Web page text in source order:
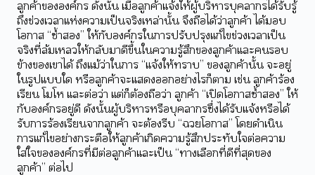
ลูกค้าขององค์กร ดังนั้น เมื่อลูกค้าแจ้งให้ผู้บริหารบุคลากรได้รับรู้
ถึงช่วงเวลาแห่งความเป็นจริงเหล่านั้น จึงถือได้ว่าลูกค้า ได้มอบ
โอกาส “ซ้ำสอง” ให้กับองค์กรในการปรับปรุงแก้ไขช่วงเวลาเป็น
จริงที่ล้มเหลวให้กลับมาดีขึ้นในความรู้สึกของลูกค้าและคนรอบ
ข้างของเขาได้ ถึงแม้ว่าในการ “แจ้งให้ทราบ” ของลูกค้านั้น จะอยู่
ในรูปแบบใด หรือลูกค้าจะแสดงออกอย่างไรก็ตาม เช่น ลูกค้าร้อง
เรียน โมโห และต่อว่า แต่ก็ต้องถือว่า ลูกค้า “เปิดโอกาสซ้ำสอง” ให้
กับองค์กรอยู่ดี ดังนั้นผู้บริหารหรือบุคลากรซึ่งได้รับแจ้งหรือได้
รับการร้องเรียนจากลูกค้า จะต้องรีบ “ฉวยโอกาส” โดยดำเนิน
การแก้ไขอย่างกระตือให้ลูกค้าเกิดความรู้สึกประทับใจต่อความ
ใส่ใจขององค์กรที่มีต่อลูกค้าและเป็น “ทางเลือกที่ดีที่สุดของ
ลูกค้า” ต่อไป